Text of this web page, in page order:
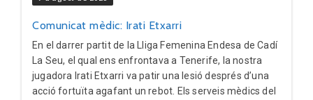
Comunicat mèdic: Irati Etxarri
En el darrer partit de la Lliga Femenina Endesa de Cadí
La Seu, el qual ens enfrontava a Tenerife, la nostra
jugadora Irati Etxarri va patir una lesió després d’una
acció fortuïta agafant un rebot. Els serveis mèdics del